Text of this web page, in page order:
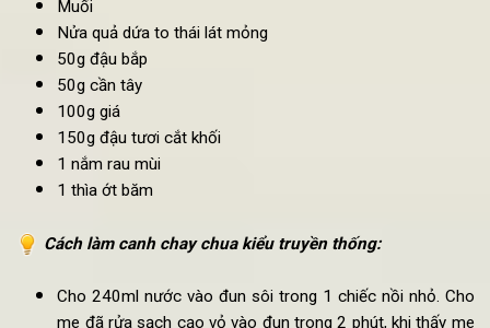
Nguyên liệu làm món canh chua
1000ml nước
2 quả me
1 thìa dầu thực vật
1 củ hành khô băm nhỏ
1 củ hành tây thái miếng nhỏ
3 thìa xì dầu
Muối